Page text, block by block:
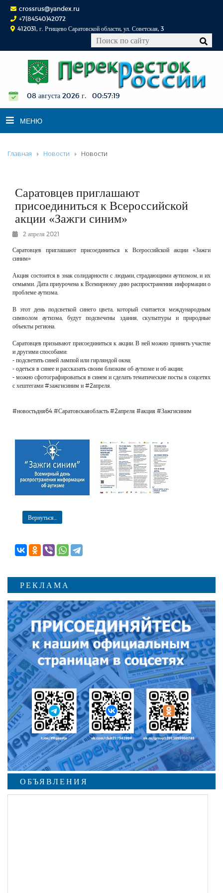
crossrus@yandex.ru
+7(84540)42072
412031, г. Ртищево Саратовской области, ул. Советская, 3
08 августа 2026 г. 00:57:20
МЕНЮ
НОВОСТИ
К СВЕДЕНИЮ
КОНКУРСЫ
ФОТОРЕПОРТАЖИ
РЕКЛАМОДАТЕЛЯМ
ОБЪЯВЛЕНИЯ
КОНТАКТЫ
Главная Новости Новости
Саратовцев приглашают
присоединиться к Всероссийской
акции «Зажги синим»
2 апреля 2021
Саратовцев приглашают присоединиться к Всероссийской акции «Зажги
синим»
Акция состоится в знак солидарности с людьми, страдающими аутизмом, и их
семьями. Дата приурочена к Всемирному дню распространения информации о
проблеме аутизма.
В этот день подсветкой синего цвета, который считается международным
символом аутизма, будут подсвечены здания, скульптуры и природные
объекты региона.
Саратовцев призывают присоединиться к акции. В ней можно принять участие
и другими способами:
- подсветить синей лампой или гирляндой окна;
- одеться в синее и рассказать своим близким об аутизме и об акции;
- можно сфотографироваться в синем и сделать тематические посты в соцсетях
с хештегами #зажгисиним и #2апреля.
#новостьдня64 #Саратовскаяобласть #2апреля #акция #Зажгисиним
Вернуться...
РЕКЛАМА
ОБЪЯВЛЕНИЯ